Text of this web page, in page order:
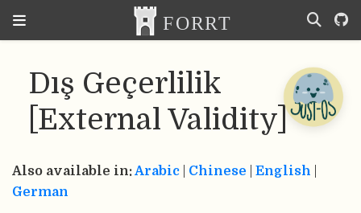
Dış Geçerlilik
[External Validity]
Also available in:Arabic Chinese English
German